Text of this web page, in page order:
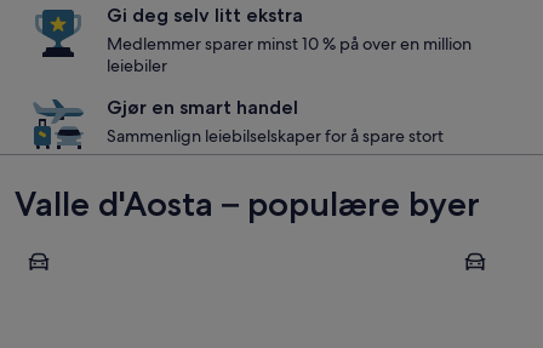
Gi deg selv litt ekstra
Medlemmer sparer minst 10 % på over en million
leiebiler
Gjør en smart handel
Sammenlign leiebilselskaper for å spare stort
Valle d'Aosta – populære byer
Aosta